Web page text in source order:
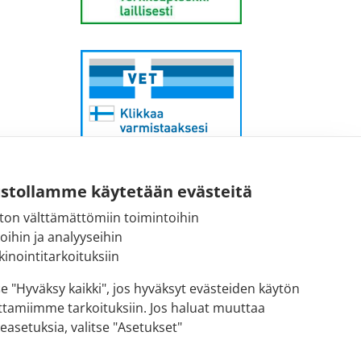
käytetään evästeitä
välttämättömiin toimintoihin
ja analyyseihin
"Hyväksy kaikki", jos hyväksyt evästeiden käytön
tarkoituksiin. Jos haluat muuttaa
valitse "Asetukset"
Sähköpostiosoite:
kirjaamo@fimea.fi
Fimean vaihde:
029 522 3341